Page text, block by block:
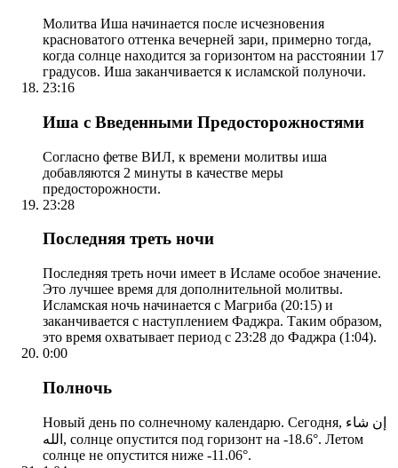
Молитва Иша начинается после исчезновения
красноватого оттенка вечерней зари, примерно тогда,
когда солнце находится за горизонтом на расстоянии 17
градусов. Иша заканчивается к исламской полуночи.
23:16
Иша с Введенными Предосторожностями
Согласно фетве ВИЛ, к времени молитвы иша
добавляются 2 минуты в качестве меры
предосторожности.
23:28
Последняя треть ночи
Последняя треть ночи имеет в Исламе особое значение.
Это лучшее время для дополнительной молитвы.
Исламская ночь начинается с Магриба (20:15) и
заканчивается с наступлением Фаджра. Таким образом,
это время охватывает период с 23:28 до Фаджра (1:04).
0:00
Полночь
Новый день по солнечному календарю. Сегодня, إن شاء
الله, солнце опустится под горизонт на -18.6°. Летом
солнце не опустится ниже -11.06°.